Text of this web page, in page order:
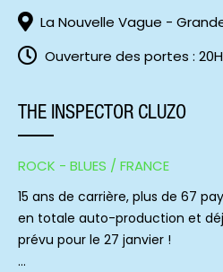
La Nouvelle Vague -
Ouverture des portes : 20H
THE INSPECTOR CLUZO
ROCK - BLUES / FRANCE
15 ans de carrière, plus de 67
en totale auto-production et
prévu pour le 27 janvier !
…